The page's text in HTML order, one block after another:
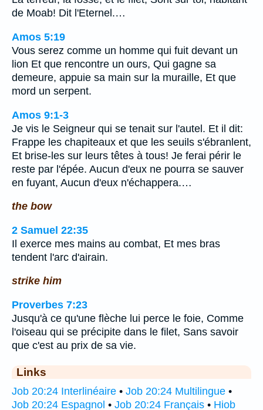
de Moab! Dit l'Eternel.…
Amos 5:19
Vous serez comme un homme qui fuit devant un
lion Et que rencontre un ours, Qui gagne sa
demeure, appuie sa main sur la muraille, Et que
mord un serpent.
Amos 9:1-3
Je vis le Seigneur qui se tenait sur l'autel. Et il dit:
Frappe les chapiteaux et que les seuils s'ébranlent,
Et brise-les sur leurs têtes à tous! Je ferai périr le
reste par l'épée. Aucun d'eux ne pourra se sauver
en fuyant, Aucun d'eux n'échappera.…
the bow
2 Samuel 22:35
Il exerce mes mains au combat, Et mes bras
tendent l'arc d'airain.
strike him
Proverbes 7:23
Jusqu'à ce qu'une flèche lui perce le foie, Comme
l'oiseau qui se précipite dans le filet, Sans savoir
que c'est au prix de sa vie.
Links
Job 20:24 Interlinéaire • Job 20:24 Multilingue •
Job 20:24 Espagnol • Job 20:24 Français • Hiob